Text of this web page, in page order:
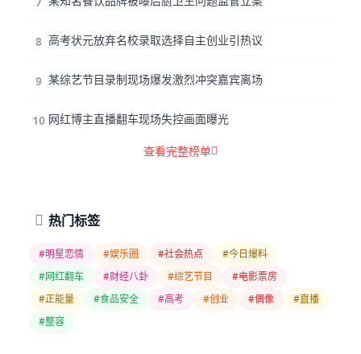
8 高考状元放弃名校录取选择自主创业引热议
9 某综艺节目录制现场爆发激烈冲突嘉宾离场
10 网红博主直播翻车现场失控画面曝光
查看完整榜单
热门标签
#明星恋情 #娱乐圈 #社会热点
#今日爆料
#网红翻车
#财经八卦 #综艺节目
#电影票房
#正能量
#食品安全 #高考 #创业 #偶像
#直播
#整容